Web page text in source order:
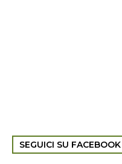
SEGUICI SU FACEBOOK